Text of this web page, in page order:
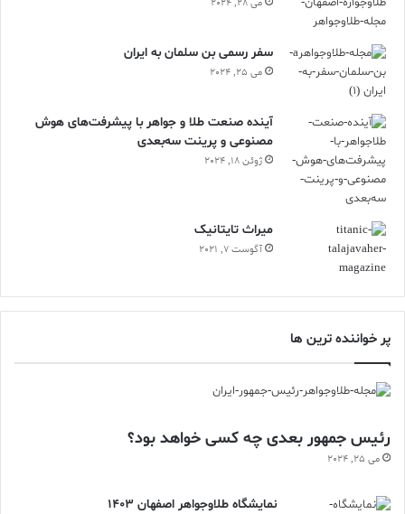
می 28, 2024
سفر رسمی بن سلمان به ایران
می 25, 2024
آینده صنعت طلا و جواهر با پیشرفت‌های هوش
مصنوعی و پرینت سه‌بعدی
ژوئن 18, 2024
ميراث تايتانيک
آگوست 7, 2021
پر خواننده ترین ها
رئیس جمهور بعدی چه کسی خواهد بود؟
می 25, 2024
نمایشگاه طلاوجواهر اصفهان 1403